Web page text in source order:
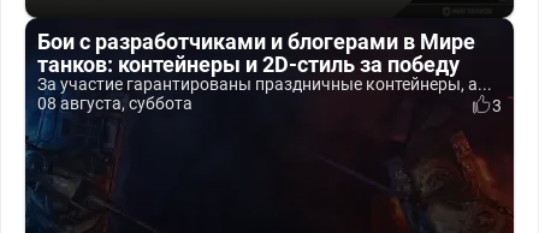
Бои с разработчиками и блогерами в Мире
танков: контейнеры и 2D-стиль за победу
За участие гарантированы праздничные контейнеры, а...
08 августа, суббота
3